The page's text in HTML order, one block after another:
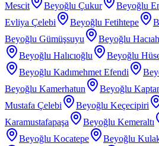
Mescit
Beyoğlu Çukur Beyoğlu
Evliya Çelebi
Beyoğlu Fetihtepe
Beyoğlu Gümüşsuyu
Beyoğlu
Beyoğlu Halıcıoğlu
Beyoğlu
Beyoğlu Kadımehmet Efendi
Beyoğlu Kamerhatun
Beyoğlu
Mustafa Çelebi
Beyoğlu Keçecipiri
Karamustafapaşa
Beyoğlu Kemeraltı
Beyoğlu Kocatepe
Beyoğlu